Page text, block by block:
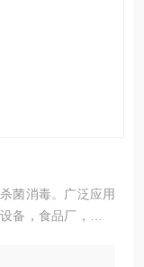
菌消毒。广泛应用
备，食品厂，化妆